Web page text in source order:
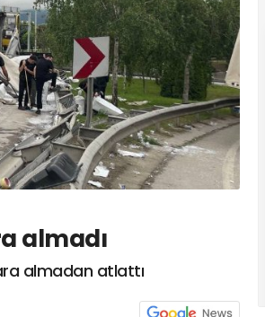
almadı
almadan atlattı